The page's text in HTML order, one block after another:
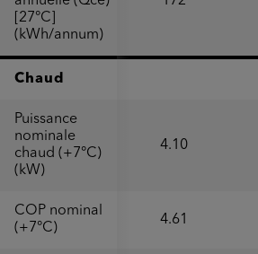
[27°C]
(kWh/annum)
Chaud
Puissance
nominale
chaud (+7°C)
(kW)
COP nominal
(+7°C)
4.10
4.61